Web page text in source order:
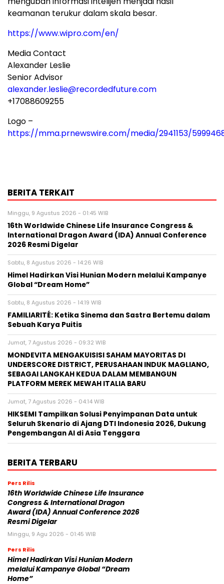
keamanan terukur dalam skala besar.
https://www.wipro.com/en/
Media Contact
Alexander Leslie
Senior Advisor
alexander.leslie@recordedfuture.com
+17088609255
Logo –
https://mma.prnewswire.com/media/2941153/
BERITA TERKAIT
Minggu, 9 Agustus 2026 - 01:45 WIB
16th Worldwide Chinese Life Insurance Congress &
International Dragon Award (IDA) Annual Conference
2026 Resmi Digelar
Sabtu, 8 Agustus 2026 - 14:26 WIB
Himel Hadirkan Visi Hunian Modern melalui Kampanye
Global “Dream Home”
Sabtu, 8 Agustus 2026 - 14:19 WIB
FAMILIARITÉ: Ketika Sinema dan Sastra Bertemu dalam
Sebuah Karya Puitis
Jumat, 7 Agustus 2026 - 09:32 WIB
MONDEVITA MENGAKUISISI SAHAM MAYORITAS DI
UNDERSCORE DISTRICT, PERUSAHAAN INDUK MAGLIANO,
SEBAGAI LANGKAH KEDUA DALAM MEMBANGUN
PLATFORM MEREK MEWAH ITALIA BARU
Jumat, 7 Agustus 2026 - 04:14 WIB
HIKSEMI Tampilkan Solusi Penyimpanan Data untuk
Seluruh Skenario di Ajang DTI Indonesia 2026, Dukung
Pengembangan AI di Asia Tenggara
BERITA TERBARU
Pers Rilis
16th Worldwide Chinese Life Insurance
Congress & International Dragon
Award (IDA) Annual Conference 2026
Resmi Digelar
Minggu, 9 Agu 2026 - 01:45 WIB
Pers Rilis
Himel Hadirkan Visi Hunian Modern
melalui Kampanye Global “Dream
Home”